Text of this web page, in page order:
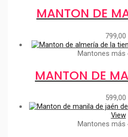
MANTON DE
799,00
Mantones más
MANTON DE
599,00
View
Mantones más